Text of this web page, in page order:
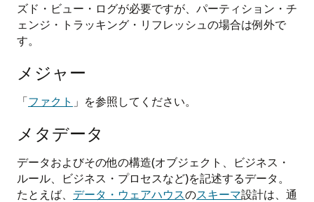
ズド・ビュー・ログが必要ですが、パーティション・チ
ェンジ・トラッキング・リフレッシュの場合は例外で
す。
メジャー
「ファクト 」を参照してください。
メタデータ
データおよびその他の構造(オブジェクト、ビジネス・
ルール、ビジネス・プロセスなど)を記述するデータ。
たとえば、 データ・ウェアハウスのスキーマ設計は、通